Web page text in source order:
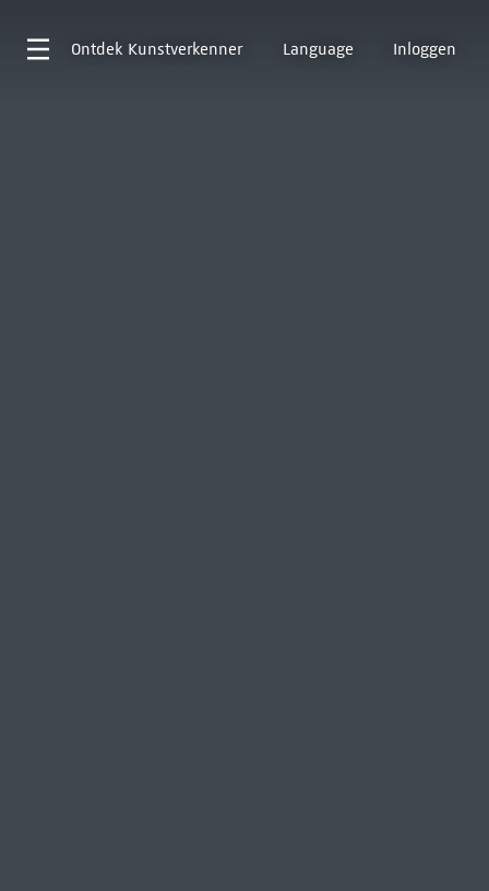
Ontdek Kunstverkenner Language Inloggen